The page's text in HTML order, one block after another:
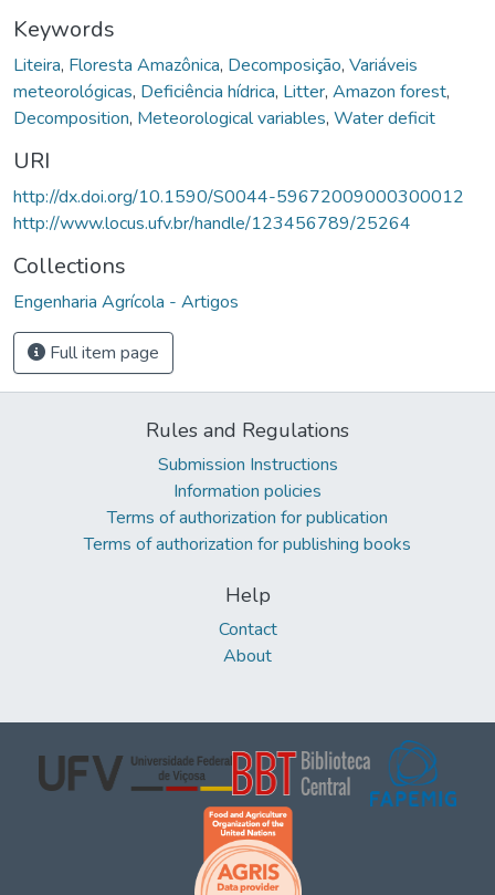
Keywords
Liteira, Floresta Amazônica, Decomposição, Variáveis
meteorológicas, Deficiência hídrica, Litter, Amazon forest,
Decomposition, Meteorological variables, Water deficit
URI
http://dx.doi.org/10.1590/S0044-59672009000300012
http://www.locus.ufv.br/handle/123456789/25264
Collections
Engenharia Agrícola - Artigos
Full item page
Rules and Regulations
Submission Instructions
Information policies
Terms of authorization for publication
Terms of authorization for publishing books
Help
Contact
About